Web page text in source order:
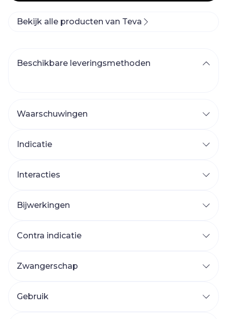
Bekijk alle producten van Teva
Beschikbare leveringsmethoden
Waarschuwingen
Indicatie
Interacties
Bijwerkingen
Contra indicatie
Zwangerschap
Gebruik